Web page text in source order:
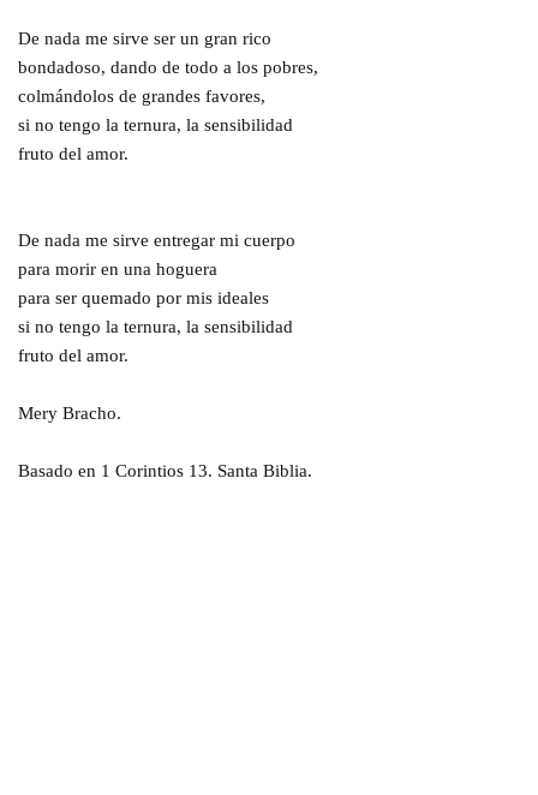
De nada me sirve ser un gran rico
bondadoso, dando de todo a los pobres,
colmándolos de grandes favores,
si no tengo la ternura, la sensibilidad
fruto del amor.
De nada me sirve entregar mi cuerpo
para morir en una hoguera
para ser quemado por mis ideales
si no tengo la ternura, la sensibilidad
fruto del amor.
Mery Bracho.
Basado en 1 Corintios 13. Santa Biblia.